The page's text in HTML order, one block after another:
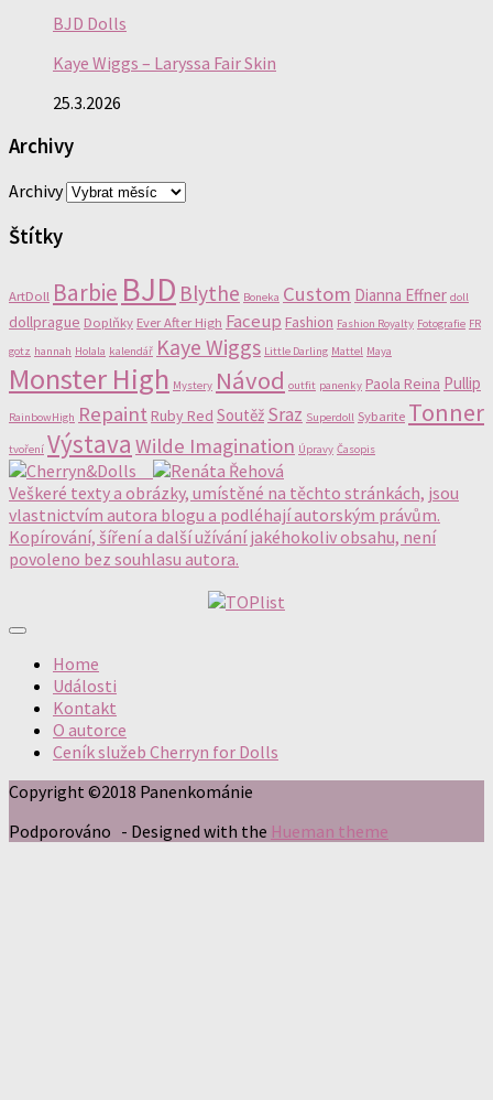
BJD Dolls
Kaye Wiggs – Laryssa Fair Skin
25.3.2026
Archivy
Archivy
Štítky
ArtDoll Barbie BJD Blythe Boneka Custom Dianna Effner doll
dollprague Doplňky Ever After High Faceup Fashion Fashion Royalty Fotografie FR
gotz hannah Holala kalendář Kaye Wiggs Little Darling Mattel Maya
Monster High Mystery Návod outfit panenky Paola Reina Pullip
RainbowHigh Repaint Ruby Red Soutěž Sraz Superdoll Sybarite Tonner
tvoření Výstava Wilde Imagination Úpravy Časopis
Veškeré texty a obrázky, umístěné na těchto stránkách, jsou
vlastnictvím autora blogu a podléhají autorským právům.
Kopírování, šíření a další užívání jakéhokoliv obsahu, není
povoleno bez souhlasu autora.
Home
Události
Kontakt
O autorce
Ceník služeb Cherryn for Dolls
Copyright ©2018 Panenkománie
Podporováno - Designed with the Hueman theme